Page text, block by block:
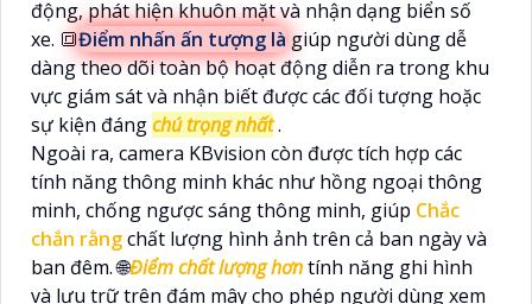
động, phát hiện khuôn mặt và nhận dạng biển số
xe. 🔳Điểm nhấn ấn tượng là giúp người dùng dễ
dàng theo dõi toàn bộ hoạt động diễn ra trong khu
vực giám sát và nhận biết được các đối tượng hoặc
sự kiện đángchú trọng nhất.
Ngoài ra, camera KBvision còn được tích hợp các
tính năng thông minh khác như hồng ngoại thông
minh, chống ngược sáng thông minh, giúp Chắc
chắn rằngchất lượng hình ảnh trên cả ban ngày và
ban đêm. 🌐Điểm chất lượng hơntính năng ghi hình
và lưu trữ trên đám mây cho phép người dùng xem